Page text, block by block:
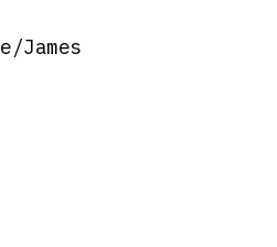
James